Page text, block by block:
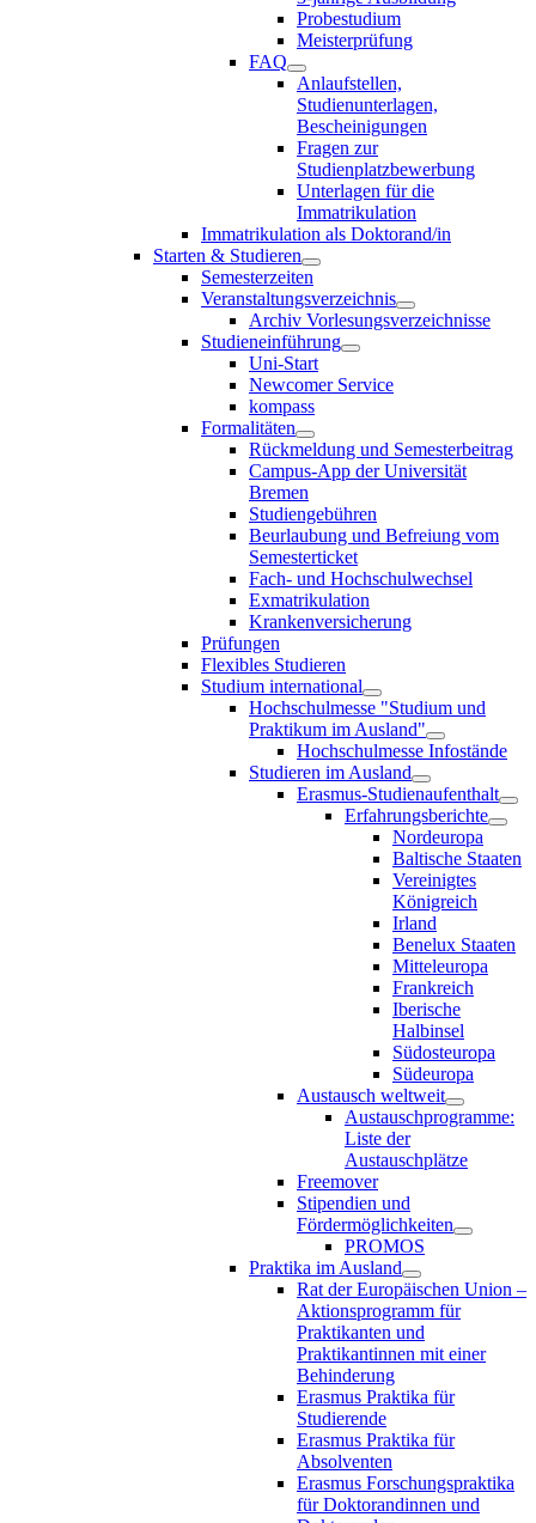
Probestudium
Meisterprüfung
FAQ
Anlaufstellen,
Studienunterlagen,
Bescheinigungen
Fragen zur
Studienplatzbewerbung
Unterlagen für die
Immatrikulation
Immatrikulation als Doktorand/in
Starten & Studieren
Semesterzeiten
Veranstaltungsverzeichnis
Archiv Vorlesungsverzeichnisse
Studieneinführung
Uni-Start
Newcomer Service
kompass
Formalitäten
Rückmeldung und Semesterbeitrag
Campus-App der Universität
Bremen
Studiengebühren
Beurlaubung und Befreiung vom
Semesterticket
Fach- und Hochschulwechsel
Exmatrikulation
Krankenversicherung
Prüfungen
Flexibles Studieren
Studium international
Hochschulmesse "Studium und
Praktikum im Ausland"
Hochschulmesse Infostände
Studieren im Ausland
Erasmus-Studienaufenthalt
Erfahrungsberichte
Nordeuropa
Baltische Staaten
Vereinigtes
Königreich
Irland
Benelux Staaten
Mitteleuropa
Frankreich
Iberische
Halbinsel
Südosteuropa
Südeuropa
Austausch weltweit
Austauschprogramme:
Liste der
Austauschplätze
Freemover
Stipendien und
Fördermöglichkeiten
PROMOS
Praktika im Ausland
Rat der Europäischen Union –
Aktionsprogramm für
Praktikanten und
Praktikantinnen mit einer
Behinderung
Erasmus Praktika für
Studierende
Erasmus Praktika für
Absolventen
Erasmus Forschungspraktika
für Doktorandinnen und